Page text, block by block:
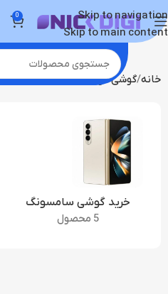
Skip to navigation
Skip to main content
0
خانه گوشی موبایل گوگل
خرید گوشی سامسونگ
5 محصول